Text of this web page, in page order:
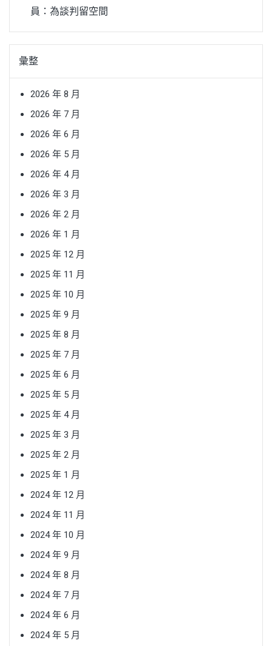
員：為談判留空間
彙整
2026 年 8 月
2026 年 7 月
2026 年 6 月
2026 年 5 月
2026 年 4 月
2026 年 3 月
2026 年 2 月
2026 年 1 月
2025 年 12 月
2025 年 11 月
2025 年 10 月
2025 年 9 月
2025 年 8 月
2025 年 7 月
2025 年 6 月
2025 年 5 月
2025 年 4 月
2025 年 3 月
2025 年 2 月
2025 年 1 月
2024 年 12 月
2024 年 11 月
2024 年 10 月
2024 年 9 月
2024 年 8 月
2024 年 7 月
2024 年 6 月
2024 年 5 月